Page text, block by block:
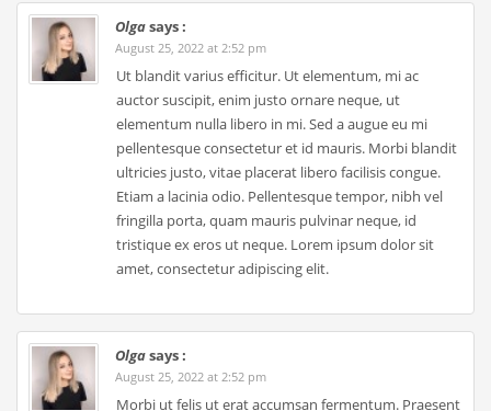
Olgasays :
August 25, 2022 at 2:52 pm
Ut blandit varius efficitur. Ut elementum, mi ac
auctor suscipit, enim justo ornare neque, ut
elementum nulla libero in mi. Sed a augue eu mi
pellentesque consectetur et id mauris. Morbi blandit
ultricies justo, vitae placerat libero facilisis congue.
Etiam a lacinia odio. Pellentesque tempor, nibh vel
fringilla porta, quam mauris pulvinar neque, id
tristique ex eros ut neque. Lorem ipsum dolor sit
amet, consectetur adipiscing elit.
Olgasays :
August 25, 2022 at 2:52 pm
Morbi ut felis ut erat accumsan fermentum. Praesent